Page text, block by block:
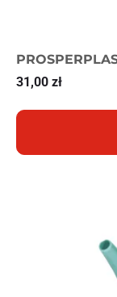
31,00 zł